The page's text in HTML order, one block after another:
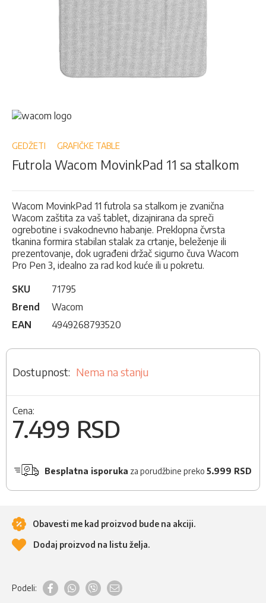
Skip
to
beginning
the
gallery
GEDŽETI GRAFIČKE TABLE
Futrola Wacom MovinkPad 11 sa stalkom
Wacom MovinkPad 11 futrola sa stalkom je zvanična
Wacom zaštita za vaš tablet, dizajnirana da spreči
ogrebotine i svakodnevno habanje. Preklopna čvrsta
tkanina formira stabilan stalak za crtanje, beleženje ili
prezentovanje, dok ugrađeni držač sigurno čuva Wacom
Pro Pen 3, idealno za rad kod kuće ili u pokretu.
SKU
71795
Brend
Wacom
EAN
4949268793520
Nema na stanju
Cena:
7.499 RSD
Besplatna isporuka za porudžbine preko 5.999 RSD
Obavesti me kad proizvod bude na akciji.
Dodaj proizvod na listu želja.
Podeli: